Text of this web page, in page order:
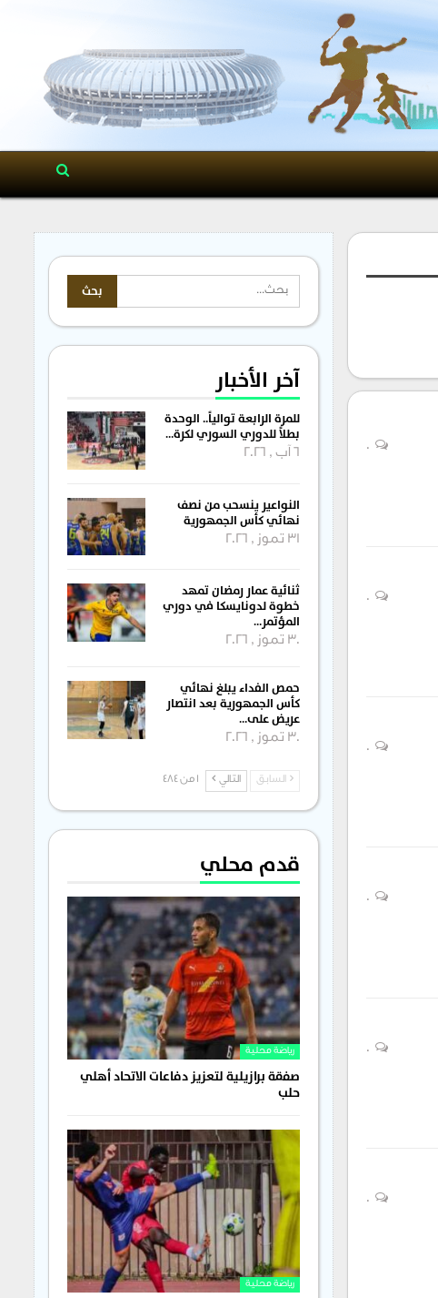
آخر الأخبار
للمرة الرابعة توالياً.. الوحدة
بطلاً للدوري السوري لكرة…
6 آب , 2026
النواعير ينسحب من نصف
نهائي كأس الجمهورية
31 تموز , 2026
ثنائية عمار رمضان تمهد
خطوة لدونايسكا في دوري
المؤتمر…
30 تموز , 2026
حمص الفداء يبلغ نهائي
كأس الجمهورية بعد انتصار
عريض على…
30 تموز , 2026
السابق التالي 1 من 484
قدم محلي
رياضة محلية
صفقة برازيلية لتعزيز دفاعات الاتحاد أهلي
حلب
رياضة محلية